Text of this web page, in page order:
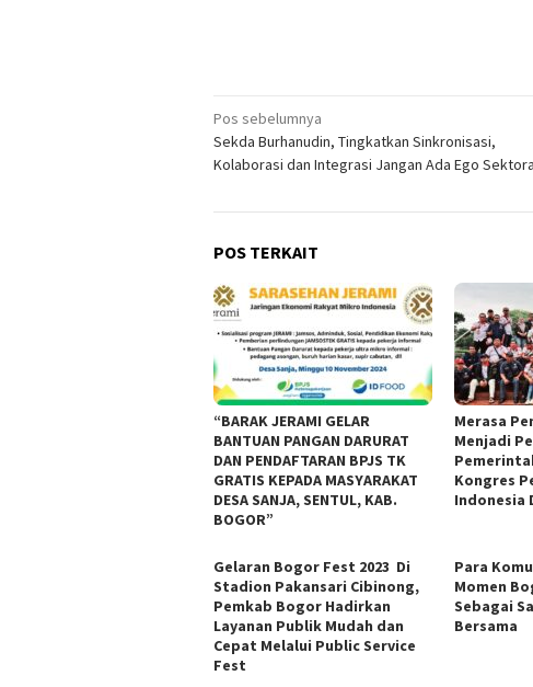
Navigasi
pos
Pos sebelumnya
Sekda Burhanudin, Tingkatkan Sinkronisasi,
Kolaborasi dan Integrasi Jangan Ada Ego
POS TERKAIT
“BARAK JERAMI GELAR
BANTUAN PANGAN DARURAT
DAN PENDAFTARAN BPJS TK
GRATIS KEPADA MASYARAKAT
DESA SANJA, SENTUL, KAB.
BOGOR”
Merasa
Menjadi
Kongres
Indonesia
Gelaran Bogor Fest 2023 Di
Stadion Pakansari Cibinong,
Pemkab Bogor Hadirkan
Layanan Publik Mudah dan
Cepat Melalui Public Service
Fest
Para
Momen
Sebagai
Bersama